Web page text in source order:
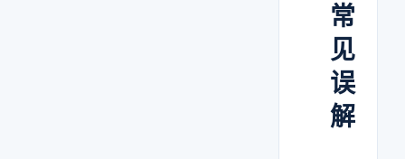
常
见
误
解